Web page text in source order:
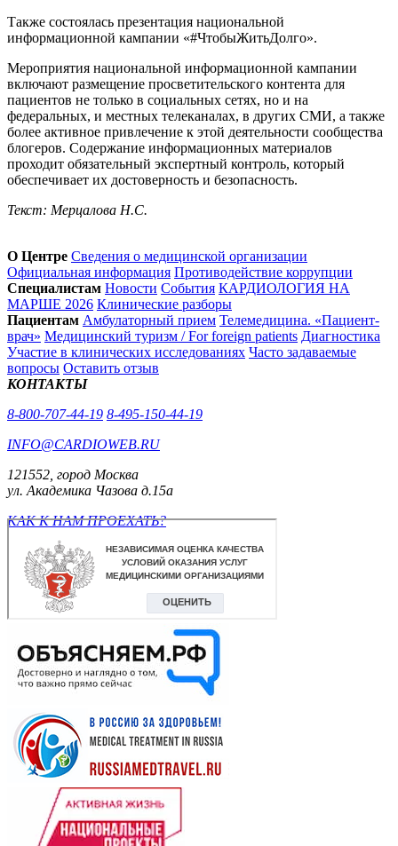
Также состоялась презентация национальной
информационной кампании «#ЧтобыЖитьДолго».
Мероприятия национальной информационной кампании
включают размещение просветительского контента для
пациентов не только в социальных сетях, но и на
федеральных, и местных телеканалах, в других СМИ, а также
более активное привлечение к этой деятельности сообщества
блогеров. Содержание информационных материалов
проходит обязательный экспертный контроль, который
обеспечивает их достоверность и безопасность.
Текст: Мерцалова Н.С.
О Центре Сведения о медицинской организации
Официальная информация Противодействие коррупции
Специалистам Новости События КАРДИОЛОГИЯ НА
МАРШЕ 2026 Клинические разборы
Пациентам Амбулаторный прием Телемедицина. «Пациент-
врач» Медицинский туризм / For foreign patients Диагностика
Участие в клинических исследованиях Часто задаваемые
вопросы Оставить отзыв
КОНТАКТЫ
8-800-707-44-19 8-495-150-44-19
INFO@CARDIOWEB.RU
121552, город Москва
ул. Академика Чазова д.15а
КАК К НАМ ПРОЕХАТЬ?